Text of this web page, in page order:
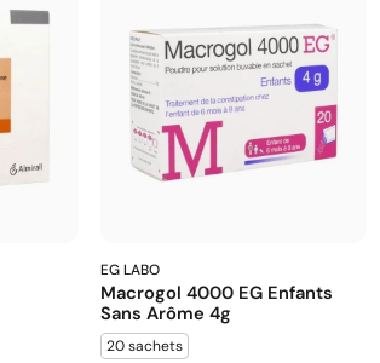
EG LABO
Macrogol 4000 EG Enfants
Sans Arôme 4g
20 sachets